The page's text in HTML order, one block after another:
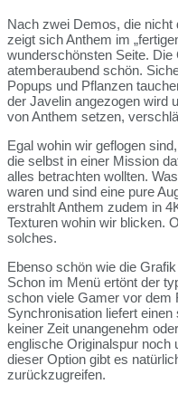
Nach zwei Demos, die nicht
zeigt sich Anthem im
wunderschönsten Seite.
atemberaubend schön.
Popups und Pflanzen
der Javelin angezogen wird
von Anthem setzen,
Egal wohin wir geflogen
die selbst in einer Mission
alles betrachten wollten.
waren und sind eine pure
erstrahlt Anthem zudem in
Texturen wohin wir blicken.
solches.
Ebenso schön wie die
Schon im Menü ertönt der
schon viele Gamer vor dem
Synchronisation liefert
keiner Zeit unangenehm
englische Originalspur noch
dieser Option gibt es
zurückzugreifen.